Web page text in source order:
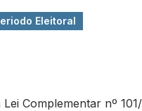
Eleitoral
Complementar nº